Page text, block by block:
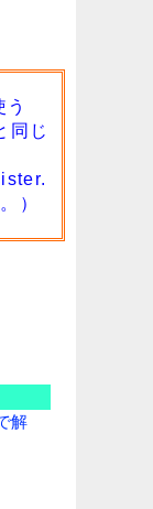
同じ
）
解